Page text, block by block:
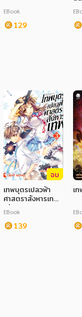
EBook
129
จบ
เทพบุตรเปลวฟ้า
ศาสตราสังหารเทพ
เล่ม 3
EBook
139
เ